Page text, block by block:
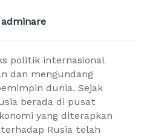
adminare
politik internasional
dan mengundang
dunia. Sejak
berada di pusat
yang diterapkan
Rusia telah